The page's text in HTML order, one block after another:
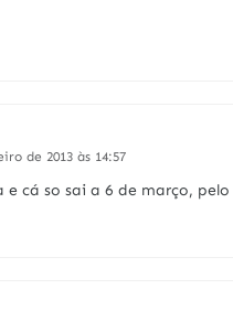
de 2013 às 14:57
e cá so sai a 6 de março,